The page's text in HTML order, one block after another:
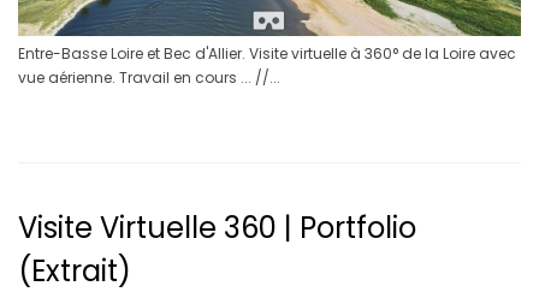
Entre-Basse Loire et Bec d'Allier. Visite virtuelle à 360° de la Loire avec
vue aérienne. Travail en cours ... //...
Visite Virtuelle 360 | Portfolio
(Extrait)